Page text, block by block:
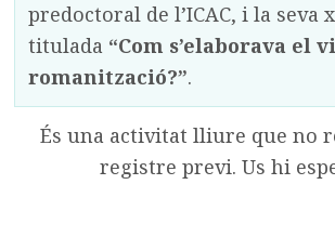
predoctoral de l’ICAC, i la seva
titulada “Com s’elaborava el
romanització?”.
És una activitat lliure que no
registre previ. Us hi